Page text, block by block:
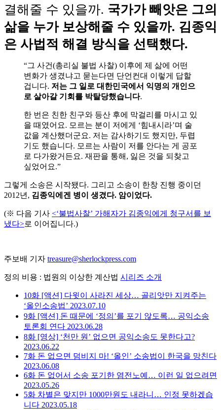
결해줄 수 있을까. 국가가 빼앗은 그의
삶을 누가 보상해줄 수 있을까. 김종익
은 사법적 해결 방식을 선택했다.
“그 사건(총리실 불법 사찰) 이후에 제 삶에 어떤
변화가 생겼냐고 묻는다면 단언컨대 이렇게 답할
겁니다. 저는 그 일로 대한민국에서 익명의 개인으
로 살아갈 기회를 박탈당했습니다.
한 번은 친한 친구와 등산 후에 막걸리를 마시고 있
을 때였어요. 모르는 분이 저에게 ‘힘내시라’며 술
값을 계산했더군요. 저는 감사하기도 했지만, 두렵
기도 했습니다. 모르는 사람이 저를 안다는 게 공포
로 다가왔거든요. 재판을 통해, 잃은 것을 되찾고
싶었어요.”
그렇게 소송은 시작됐다. 그리고 소송이 한창 진행 중이던
2012년, 김종익에겐 병이 생겼다. 암이었다.
(※ 다음 기사 <‘불법사찰’ 가해자가 김종익에게 청구서를 보
냈다>로 이어집니다.)
주보배 기자 treasure@sherlockpress.com
정의 비용 : 법원의 이상한 계산법 시리즈 소개
10화 [액션] 다윗이 사라진 세상… 골리앗만 지켜주는
‘올인소송법’ 2023.07.10
9화 [액션] 돈 때문에 ‘정의’를 포기 않도록… 공익소송
토론회 연다 2023.06.28
8화 [영상] ‘천만 원’ 없으면 공익소송도 못한다고?
2023.06.22
7화 돈 없으면 덤비지 마! ‘올인’ 소송법이 한국을 망친다
2023.06.08
6화 돈 없어서 소송 포기한 염전노예… 이런 일 없으려면
2023.05.26
5화 차별은 맞지만 1000만원도 내라니… 인정 못하겠습
니다 2023.05.18